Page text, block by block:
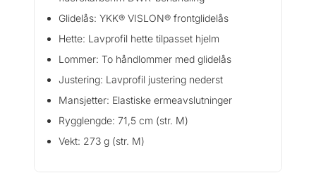
Glidelås: YKK® VISLON® frontglidelås
Hette: Lavprofil hette tilpasset hjelm
Lommer: To håndlommer med glidelås
Justering: Lavprofil justering nederst
Mansjetter: Elastiske ermeavslutninger
Rygglengde: 71,5 cm (str. M)
Vekt: 273 g (str. M)